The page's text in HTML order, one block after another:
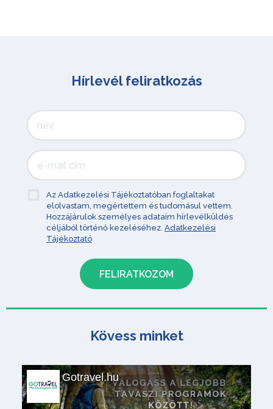
Hírlevél feliratkozás
Az Adatkezelési Tájékoztatóban foglaltakat
elolvastam, megértettem és tudomásul vettem.
Hozzájárulok személyes adataim hírlevélküldés
céljából történő kezeléséhez. Adatkezelési
Tájékoztató
Kövess minket
Gotravel.hu